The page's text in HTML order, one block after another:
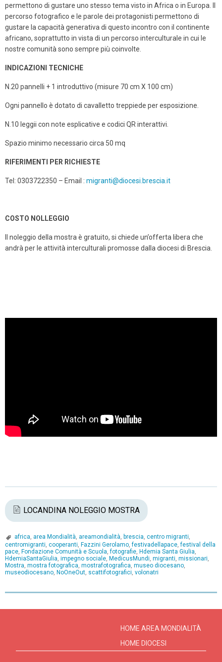
permettono di gustare uno stesso tema visto in Africa o in Europa. Il
percorso fotografico e le parole dei protagonisti permettono di
gustare la capacità generativa di questo incontro con il continente
africano, soprattutto in vista di un percorso interculturale in cui le
nostre comunità sono sempre più coinvolte.
INDICAZIONI TECNICHE
N.20 pannelli + 1 introduttivo (misure 70 cm X 100 cm)
Ogni pannello è dotato di cavalletto treppiede per esposizione.
N.10 leggii con note esplicative e codici QR interattivi.
Spazio minimo necessario circa 50 mq
RIFERIMENTI PER RICHIESTE
Tel: 0303722350 – Email : migranti@diocesi.brescia.it
COSTO NOLLEGGIO
Il noleggio della mostra è gratuito, si chiede un’offerta libera che
andrà per le attività interculturali promosse dalla diocesi di Brescia.
LOCANDINA NOLEGGIO MOSTRA
africa, area Mondialità, areamondialità, brescia, centro migranti,
centromigranti, cooperanti, Fazzini Gerolamo,festivadellapace,festival della
pace, Fondazione Comunità e Scuola,fotografie, Hdemia Santa Giulia,
HdemiaSantaGiulia, impegno sociale, MedicusMundi, migranti, missionari,
Mostra, mostra fotografica, mostrafotografica, museo diocesano,
museodiocesano, NoOneOut, scattifotografici, volonatri
HOME AREA MONDIALITÀ
HOME DIOCESI